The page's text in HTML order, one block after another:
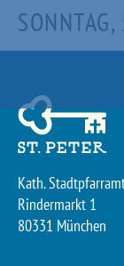
Kath.
Rindermarkt 1
80331 München